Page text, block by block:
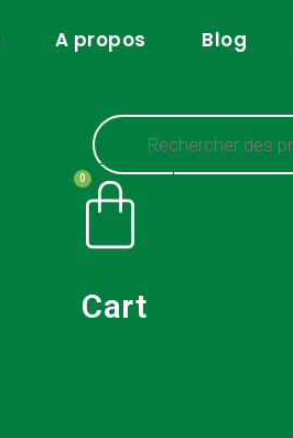
A propos Blog
Recherche
de
produits
0
Cart